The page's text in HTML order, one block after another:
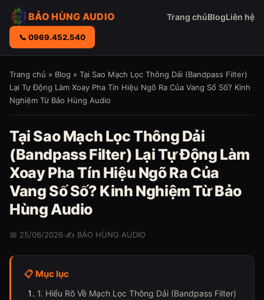
BẢO HÙNG AUDIO Trang chủBlogLiên hệ
📞 0969.452.540
Trang chủ » Blog » Tại Sao Mạch Lọc Thông Dải (Bandpass Filter)
Lại Tự Động Làm Xoay Pha Tín Hiệu Ngõ Ra Của Vang Số Số? Kinh
Nghiệm Từ Bảo Hùng Audio
Tại Sao Mạch Lọc Thông Dải
(Bandpass Filter) Lại Tự Động Làm
Xoay Pha Tín Hiệu Ngõ Ra Của
Vang Số Số? Kinh Nghiệm Từ Bảo
Hùng Audio
📅 25/06/2026·✍️ BẢO HÙNG AUDIO
📋 Mục lục
1. Hiểu Rõ Về Mạch Lọc Thông Dải (Bandpass Filter)